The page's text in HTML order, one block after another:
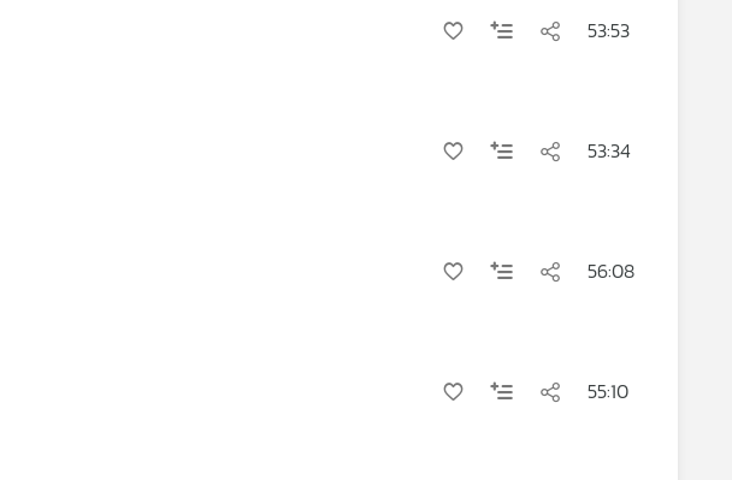
53:53
53:34
56:08
55:10